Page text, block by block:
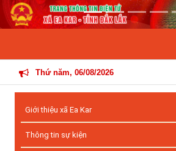
Thứ năm, 06/08/2026
Giới thiệu xã Ea Kar
Thông tin sự kiện